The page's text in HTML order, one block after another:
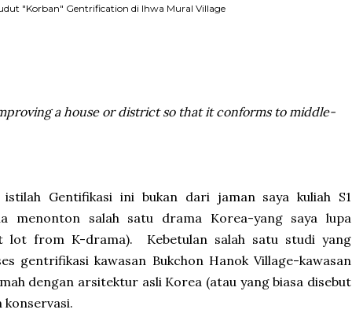
"Korban" Gentrification di Ihwa Mural Village
a house or district so that it conforms to middle-
istilah Gentifikasi ini bukan dari jaman saya kuliah S1
menonton salah satu drama Korea-yang saya lupa
lot from K-drama). Kebetulan salah satu studi yang
gentrifikasi kawasan Bukchon Hanok Village-kawasan
dengan arsitektur asli Korea (atau yang biasa disebut
konservasi.